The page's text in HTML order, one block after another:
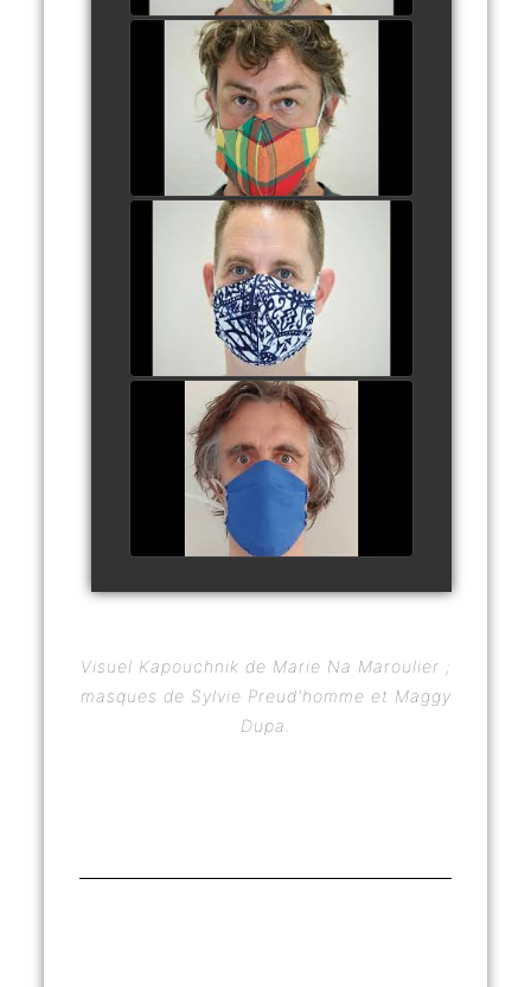
10 - SÉBASTIEN
GAUTHIER
watch video
11 - YOHANN LEBROC
watch video
12 - VINCENT JEUDY
watch video
Visuel Kapouchnik de Marie Na Maroulier ;
masques de Sylvie Preud'homme et Maggy
Dupa.